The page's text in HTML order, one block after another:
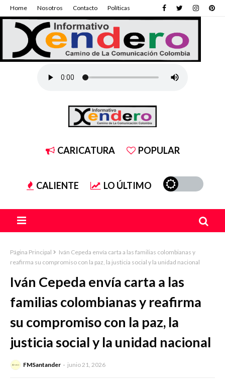
Home Nosotros Contacto Políticas
CARICATURA POPULAR
CALIENTE LO ÚLTIMO
Página Principal
Iván Cepeda envía carta a las familias colombianas y
reafirma su compromiso con la paz, la justicia social y la unidad nacional
Iván Cepeda envía carta a las
familias colombianas y reafirma
su compromiso con la paz, la
justicia social y la unidad nacional
FMSantander junio 21, 2026